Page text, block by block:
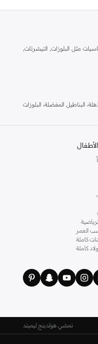
مثل البلوزات, التيشرتات,
البناطيل المفصَلة، البلوزات
العمر
كاملة
كاملة
نمشي هولدينج ليميتد